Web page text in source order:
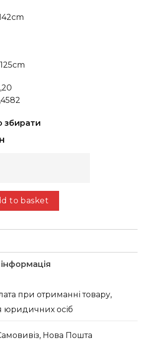
збирати
sofa European style) Malmo New
to basket
при отриманні товару,
юридичних осіб
Нова Пошта